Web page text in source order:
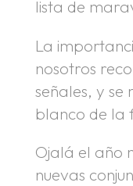
lista de
La
nosotros
señales, y
blanco de la
Ojalá el año
nuevas